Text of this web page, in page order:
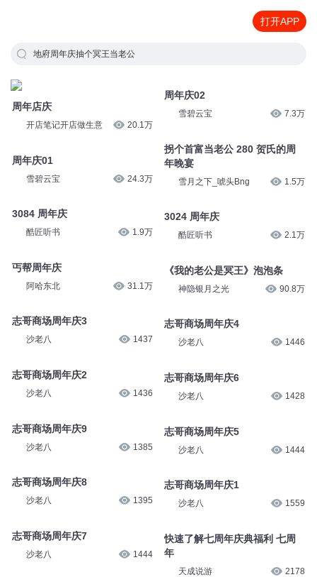
打开APP
地府周年庆抽个冥王当老公
周年店庆
开店笔记开店做生意 20.1万
周年庆01
雪碧云宝 24.3万
3084 周年庆
酷匠听书 1.9万
丐帮周年庆
阿哈东北 31.1万
志哥商场周年庆3
沙老八 1437
志哥商场周年庆2
沙老八 1436
志哥商场周年庆9
沙老八 1385
志哥商场周年庆8
沙老八 1395
志哥商场周年庆7
沙老八 1444
周年庆02
雪碧云宝 7.3万
拐个首富当老公 280 贺氏的周
年晚宴
雪月之下_唬头Bng 1.5万
3024 周年庆
酷匠听书 2.1万
《我的老公是冥王》泡泡条
神隐银月之光 90.8万
志哥商场周年庆4
沙老八 1446
志哥商场周年庆6
沙老八 1428
志哥商场周年庆5
沙老八 1444
志哥商场周年庆1
沙老八 1559
快速了解七周年庆典福利 七周
年
天成说游 2178